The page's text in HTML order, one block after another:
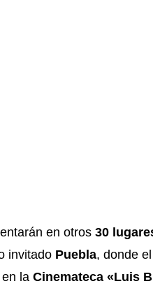
en otros 30
invitado Puebla, donde
la Cinemateca «Luis